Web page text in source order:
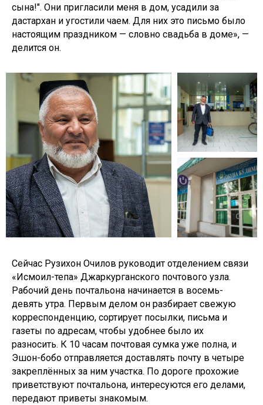
сына!". Они пригласили меня в дом, усадили за
дастархан и угостили чаем. Для них это письмо было
настоящим праздником — словно свадьба в доме», —
делится он.
Сейчас Рузихон Очилов руководит отделением связи
«Исмоил-тепа» Джаркурганского почтового узла.
Рабочий день почтальона начинается в восемь-
девять утра. Первым делом он разбирает свежую
корреспонденцию, сортирует посылки, письма и
газеты по адресам, чтобы удобнее было их
разносить. К 10 часам почтовая сумка уже полна, и
Эшон-бобо отправляется доставлять почту в четыре
закреплённых за ним участка. По дороге прохожие
приветствуют почтальона, интересуются его делами,
передают приветы знакомым.